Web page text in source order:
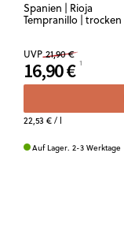
Spanien | Rioja
Tempranillo | trocken
UVP 21,90 €
16,90 €
22,53 €/ l
Auf Lager. 2-3 Werktage